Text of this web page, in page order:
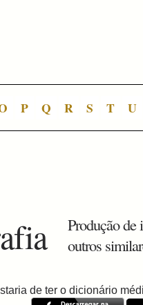
P Q R S T U
Produção de
outros
de ter o dicionário